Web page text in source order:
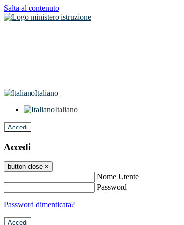
Salta al contenuto
Italiano
Italiano
Accedi
Accedi
button close ×
Nome Utente
Password
Password dimenticata?